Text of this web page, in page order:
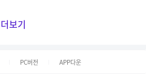
보기
PC버전 APP다운